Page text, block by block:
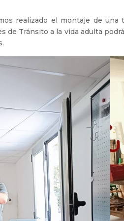
realizado el montaje de
de Tránsito a la vida adulta